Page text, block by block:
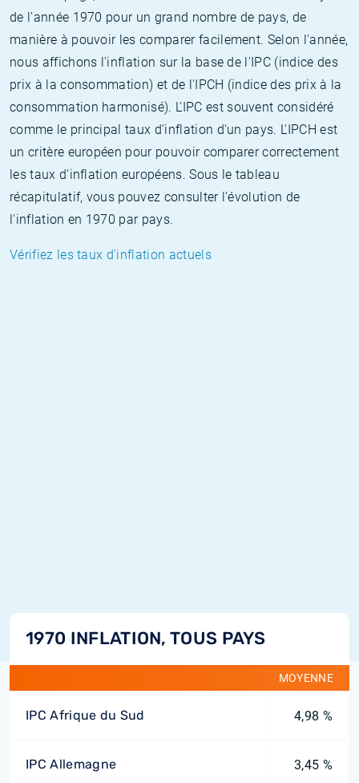
de l'année 1970 pour un grand nombre de pays, de
manière à pouvoir les comparer facilement. Selon l'année,
nous affichons l'inflation sur la base de l'IPC (indice des
prix à la consommation) et de l'IPCH (indice des prix à la
consommation harmonisé). L'IPC est souvent considéré
comme le principal taux d'inflation d'un pays. L'IPCH est
un critère européen pour pouvoir comparer correctement
les taux d'inflation européens. Sous le tableau
récapitulatif, vous pouvez consulter l'évolution de
l'inflation en 1970 par pays.
Vérifiez les taux d'inflation actuels
1970 INFLATION, TOUS PAYS
MOYENNE
IPC Afrique du Sud 4,98 %
IPC Allemagne 3,45 %